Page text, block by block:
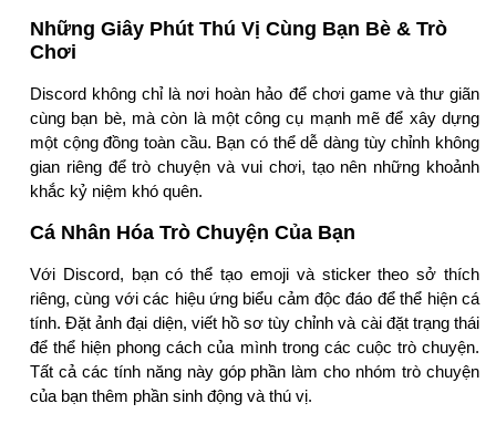
Những Giây Phút Thú Vị Cùng Bạn Bè & Trò
Chơi
Discord không chỉ là nơi hoàn hảo để chơi game và thư giãn
cùng bạn bè, mà còn là một công cụ mạnh mẽ để xây dựng
một cộng đồng toàn cầu. Bạn có thể dễ dàng tùy chỉnh không
gian riêng để trò chuyện và vui chơi, tạo nên những khoảnh
khắc kỷ niệm khó quên.
Cá Nhân Hóa Trò Chuyện Của Bạn
Với Discord, bạn có thể tạo emoji và sticker theo sở thích
riêng, cùng với các hiệu ứng biểu cảm độc đáo để thể hiện cá
tính. Đặt ảnh đại diện, viết hồ sơ tùy chỉnh và cài đặt trạng thái
để thể hiện phong cách của mình trong các cuộc trò chuyện.
Tất cả các tính năng này góp phần làm cho nhóm trò chuyện
của bạn thêm phần sinh động và thú vị.